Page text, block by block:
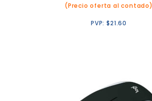
(Precio oferta al contado)
PVP:$21.60